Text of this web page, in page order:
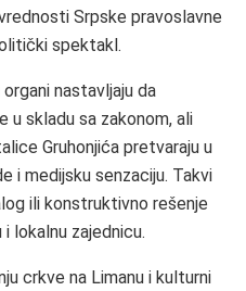
Srpske pravoslavne
spektakl.
nastavljaju da
u skladu sa zakonom, ali
Gruhonjića pretvaraju u
i medijsku senzaciju. Takvi
ili konstruktivno rešenje
lokalnu zajednicu.
crkve na Limanu i kulturni